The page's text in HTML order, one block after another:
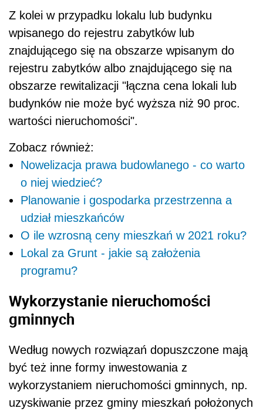
Z kolei w przypadku lokalu lub budynku
wpisanego do rejestru zabytków lub
znajdującego się na obszarze wpisanym do
rejestru zabytków albo znajdującego się na
obszarze rewitalizacji "łączna cena lokali lub
budynków nie może być wyższa niż 90 proc.
wartości nieruchomości".
Zobacz również:
Nowelizacja prawa budowlanego - co warto
o niej wiedzieć?
Planowanie i gospodarka przestrzenna a
udział mieszkańców
O ile wzrosną ceny mieszkań w 2021 roku?
Lokal za Grunt - jakie są założenia
programu?
Wykorzystanie nieruchomości
gminnych
Według nowych rozwiązań dopuszczone mają
być też inne formy inwestowania z
wykorzystaniem nieruchomości gminnych, np.
uzyskiwanie przez gminy mieszkań położonych